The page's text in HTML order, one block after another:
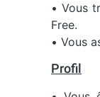
• Vous
Free.
• Vous
Profil